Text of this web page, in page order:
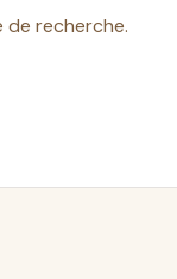
de recherche.